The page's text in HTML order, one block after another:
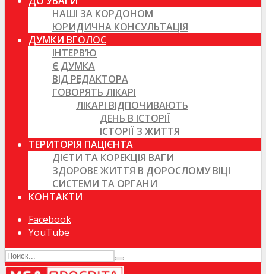
НАШІ ЗА КОРДОНОМ
ЮРИДИЧНА КОНСУЛЬТАЦІЯ
ДУМКИ ВГОЛОС
ІНТЕРВ’Ю
Є ДУМКА
ВІД РЕДАКТОРА
ГОВОРЯТЬ ЛІКАРІ
ЛІКАРІ ВІДПОЧИВАЮТЬ
ДЕНЬ В ІСТОРІЇ
ІСТОРІЇ З ЖИТТЯ
ТЕРИТОРІЯ ПАЦІЄНТА
ДІЄТИ ТА КОРЕКЦІЯ ВАГИ
ЗДОРОВЕ ЖИТТЯ В ДОРОСЛОМУ ВІЦІ
СИСТЕМИ ТА ОРГАНИ
КОНТАКТИ
Facebook
YouTube